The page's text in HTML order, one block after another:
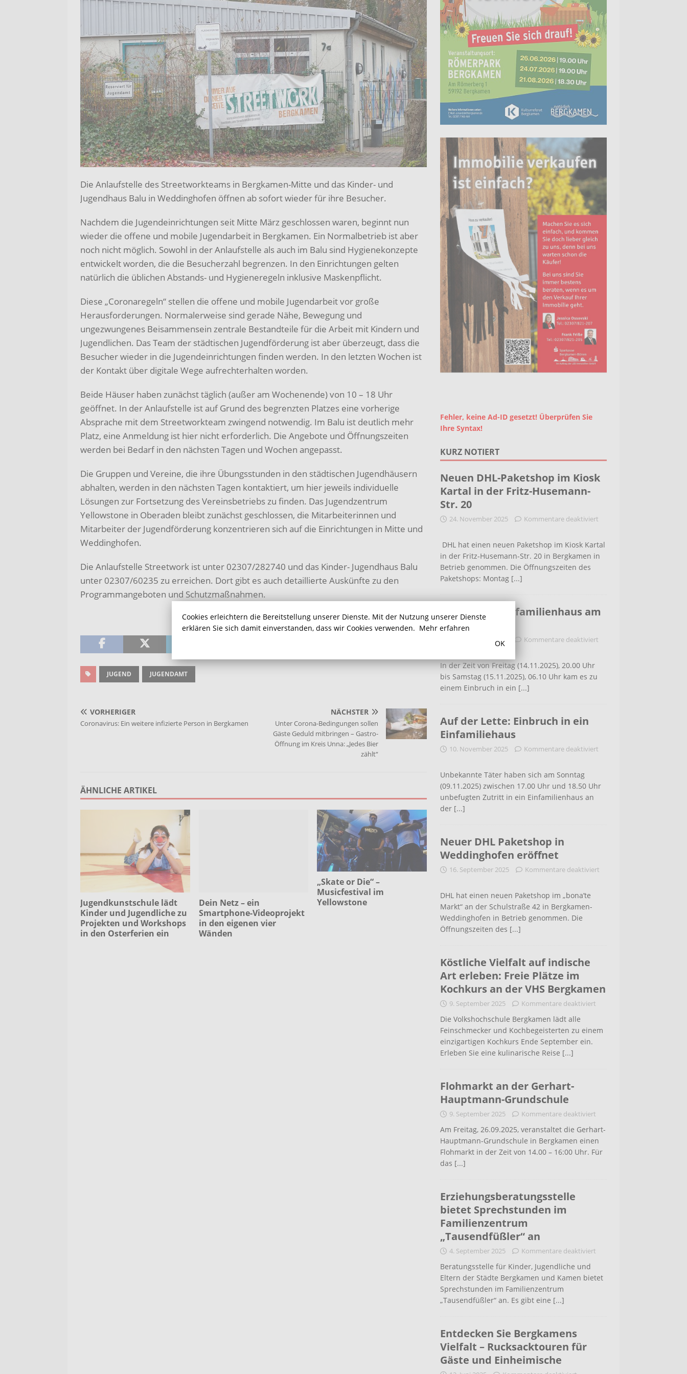
Die Anlaufstelle des Streetworkteams in Bergkamen-Mitte und das Kinder- und
Jugendhaus Balu in Weddinghofen öffnen ab sofort wieder für ihre Besucher.
Nachdem die Jugendeinrichtungen seit Mitte März geschlossen waren, beginnt nun
wieder die offene und mobile Jugendarbeit in Bergkamen. Ein Normalbetrieb ist aber
noch nicht möglich. Sowohl in der Anlaufstelle als auch im Balu sind Hygienekonzepte
entwickelt worden, die die Besucherzahl begrenzen. In den Einrichtungen gelten
natürlich die üblichen Abstands- und Hygieneregeln inklusive Maskenpflicht.
Diese „Coronaregeln“ stellen die offene und mobile Jugendarbeit vor große
Herausforderungen. Normalerweise sind gerade Nähe, Bewegung und
ungezwungenes Beisammensein zentrale Bestandteile für die Arbeit mit Kindern und
Jugendlichen. Das Team der städtischen Jugendförderung ist aber überzeugt, dass die
Besucher wieder in die Jugendeinrichtungen finden werden. In den letzten Wochen ist
der Kontakt über digitale Wege aufrechterhalten worden.
Beide Häuser haben zunächst täglich (außer am Wochenende) von 10 – 18 Uhr
geöffnet. In der Anlaufstelle ist auf Grund des begrenzten Platzes eine vorherige
Absprache mit dem Streetworkteam zwingend notwendig. Im Balu ist deutlich mehr
Platz, eine Anmeldung ist hier nicht erforderlich. Die Angebote und Öffnungszeiten
werden bei Bedarf in den nächsten Tagen und Wochen angepasst.
Die Gruppen und Vereine, die ihre Übungsstunden in den städtischen Jugendhäusern
abhalten, werden in den nächsten Tagen kontaktiert, um hier jeweils individuelle
Lösungen zur Fortsetzung des Vereinsbetriebs zu finden. Das Jugendzentrum
Yellowstone in Oberaden bleibt zunächst geschlossen, die Mitarbeiterinnen und
Mitarbeiter der Jugendförderung konzentrieren sich auf die Einrichtungen in Mitte und
Weddinghofen.
Die Anlaufstelle Streetwork ist unter 02307/282740 und das Kinder- Jugendhaus Balu
unter 02307/60235 zu erreichen. Dort gibt es auch detaillierte Auskünfte zu den
Programmangeboten und Schutzmaßnahmen.
JUGEND JUGENDAMT
VORHERIGER
Coronavirus: Ein weitere infizierte Person in Bergkamen
NÄCHSTER
Unter Corona-Bedingungen sollen
Gäste Geduld mitbringen – Gastro-
Öffnung im Kreis Unna: „Jedes Bier
zählt“
ÄHNLICHE ARTIKEL
Jugendkunstschule lädt
Kinder und Jugendliche zu
Projekten und Workshops
in den Osterferien ein
Dein Netz – ein
Smartphone-Videoprojekt
in den eigenen vier
Wänden
„Skate or Die“ –
Musicfestival im
Yellowstone
Fehler, keine Ad-ID gesetzt! Überprüfen Sie
Ihre Syntax!
KURZ NOTIERT
Neuen DHL-Paketshop im Kiosk
Kartal in der Fritz-Husemann-
Str. 20
24. November 2025 Kommentare deaktiviert
DHL hat einen neuen Paketshop im Kiosk Kartal
in der Fritz-Husemann-Str. 20 in Bergkamen in
Betrieb genommen. Die Öffnungszeiten des
Paketshops: Montag [...]
Einbruch in Einfamilienhaus am
Haldenweg
16. November 2025 Kommentare deaktiviert
In der Zeit von Freitag (14.11.2025), 20.00 Uhr
bis Samstag (15.11.2025), 06.10 Uhr kam es zu
einem Einbruch in ein [...]
Auf der Lette: Einbruch in ein
Einfamiliehaus
10. November 2025 Kommentare deaktiviert
Unbekannte Täter haben sich am Sonntag
(09.11.2025) zwischen 17.00 Uhr und 18.50 Uhr
unbefugten Zutritt in ein Einfamilienhaus an
der [...]
Neuer DHL Paketshop in
Weddinghofen eröffnet
16. September 2025 Kommentare deaktiviert
DHL hat einen neuen Paketshop im „bona’te
Markt“ an der Schulstraße 42 in Bergkamen-
Weddinghofen in Betrieb genommen. Die
Öffnungszeiten des [...]
Köstliche Vielfalt auf indische
Art erleben: Freie Plätze im
Kochkurs an der VHS Bergkamen
9. September 2025 Kommentare deaktiviert
Die Volkshochschule Bergkamen lädt alle
Feinschmecker und Kochbegeisterten zu einem
einzigartigen Kochkurs Ende September ein.
Erleben Sie eine kulinarische Reise [...]
Flohmarkt an der Gerhart-
Hauptmann-Grundschule
9. September 2025 Kommentare deaktiviert
Am Freitag, 26.09.2025, veranstaltet die Gerhart-
Hauptmann-Grundschule in Bergkamen einen
Flohmarkt in der Zeit von 14.00 – 16:00 Uhr. Für
das [...]
Erziehungsberatungsstelle
bietet Sprechstunden im
Familienzentrum
„Tausendfüßler“ an
4. September 2025 Kommentare deaktiviert
Beratungsstelle für Kinder, Jugendliche und
Eltern der Städte Bergkamen und Kamen bietet
Sprechstunden im Familienzentrum
„Tausendfüßler“ an. Es gibt eine [...]
Entdecken Sie Bergkamens
Vielfalt – Rucksacktouren für
Gäste und Einheimische
Cookies erleichtern die Bereitstellung unserer Dienste. Mit der Nutzung unserer Dienste
erklären Sie sich damit einverstanden, dass wir Cookies verwenden. Mehr erfahren
OK